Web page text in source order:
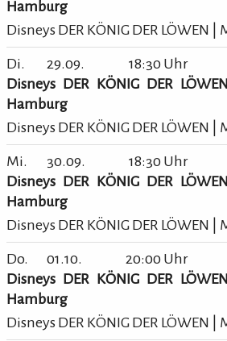
Hamburg
Disneys DER KÖNIG DER LÖWEN |
Di. 29.09.
18:30 Uhr
Disneys DER KÖNIG DER
Hamburg
Disneys DER KÖNIG DER LÖWEN |
Mi. 30.09.
18:30 Uhr
Disneys DER KÖNIG DER
Hamburg
Disneys DER KÖNIG DER LÖWEN |
Do. 01.10.
20:00 Uhr
Disneys DER KÖNIG DER
Hamburg
Disneys DER KÖNIG DER LÖWEN |